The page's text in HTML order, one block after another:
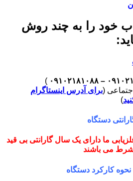
خود را به چند روش
۰۹۱۰۲۱۸۱۰۸۸
)
(برای آدرس اینستاگرام
)
دستگاه
ما دارای یک سال گارانتی بی قید
می باشند
کارکرد دستگاه